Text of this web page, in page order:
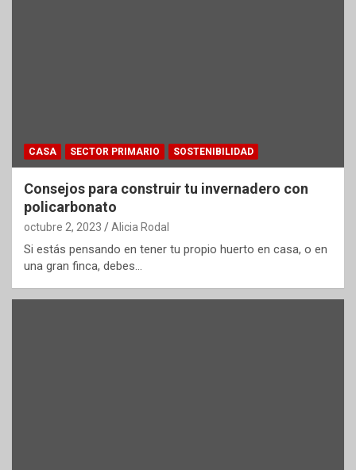
CASA SECTOR PRIMARIO SOSTENIBILIDAD
Consejos para construir tu invernadero con
policarbonato
octubre 2, 2023 Alicia Rodal
Si estás pensando en tener tu propio huerto en casa, o en
una gran finca, debes…